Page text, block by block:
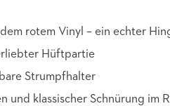
rotem Vinyl – ein echter
Hüftpartie
Strumpfhalter
und klassischer Schnürung im